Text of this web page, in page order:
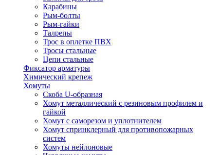
Карабины
Рым-болты
Рым-гайки
Талрепы
Трос в оплетке ПВХ
Тросы стальные
Цепи стальные
Фиксатор арматуры
Химический крепеж
Хомуты
Скоба U-образная
Хомут металлический с резиновым профилем и
гайкой
Хомут с саморезом и уплотнителем
Хомут спринклерный для противопожарных
систем
Хомуты нейлоновые